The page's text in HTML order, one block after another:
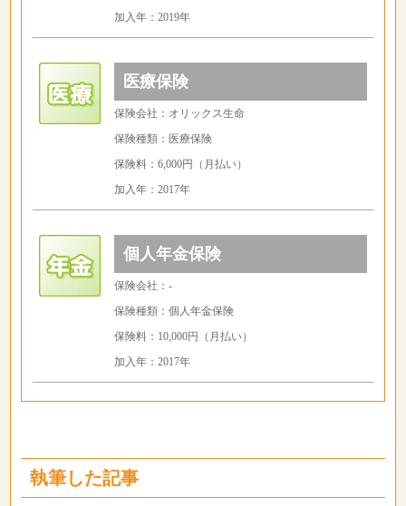
加入年：2019年
医療保険
保険会社：オリックス生命
保険種類：医療保険
保険料：6,000円（月払い）
加入年：2017年
個人年金保険
保険会社：-
保険種類：個人年金保険
保険料：10,000円（月払い）
加入年：2017年
執筆した記事